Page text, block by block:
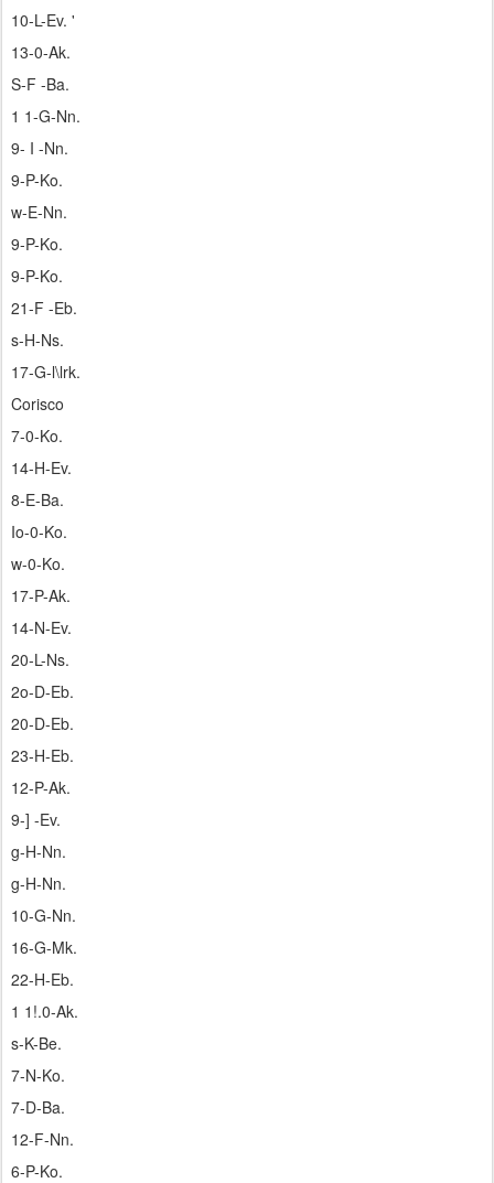
10-L-Ev. '
13-0-Ak.
S-F -Ba.
1 1-G-Nn.
9- I -Nn.
9-P-Ko.
w-E-Nn.
9-P-Ko.
9-P-Ko.
21-F -Eb.
s-H-Ns.
17-G-l\lrk.
Corisco
7-0-Ko.
14-H-Ev.
8-E-Ba.
Io-0-Ko.
w-0-Ko.
17-P-Ak.
14-N-Ev.
20-L-Ns.
2o-D-Eb.
20-D-Eb.
23-H-Eb.
12-P-Ak.
9-] -Ev.
g-H-Nn.
g-H-Nn.
10-G-Nn.
16-G-Mk.
22-H-Eb.
1 1!.0-Ak.
s-K-Be.
7-N-Ko.
7-D-Ba.
12-F-Nn.
6-P-Ko.